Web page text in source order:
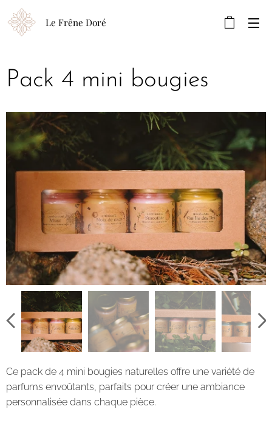
Le Frêne Doré
Pack 4 mini bougies
Ce pack de 4 mini bougies naturelles offre une variété de
parfums envoûtants, parfaits pour créer une ambiance
personnalisée dans chaque pièce.